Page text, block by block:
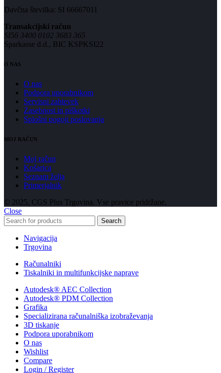
Davčna številka: SI 66667011
Transakcijski račun
SI56 3400 0102 3683 365
Sparkasse d.d., BIC KSPKSI22
O NAS
O nas
Podpora uporabnikom
Servisni zahtevek
Zasebnost in piškotki
Splošni pogoji poslovanja
MOJ RAČUN
Moj račun
Košarica
Seznam želja
Primerjalnik
© 2025, CGS Plus Trgovina. Vse pravice pridržane.
Close
Search
Navigacija
Trgovina
Računalniki
Tiskalniki in multifunkcijske naprave
Autodesk® AEC Collection
Autodesk® PDM Collection
Grafika
Specializirana računalniška izobraževanja
3D tiskanje
Podpora uporabnikom
O nas
Wishlist
Compare
Login / Register